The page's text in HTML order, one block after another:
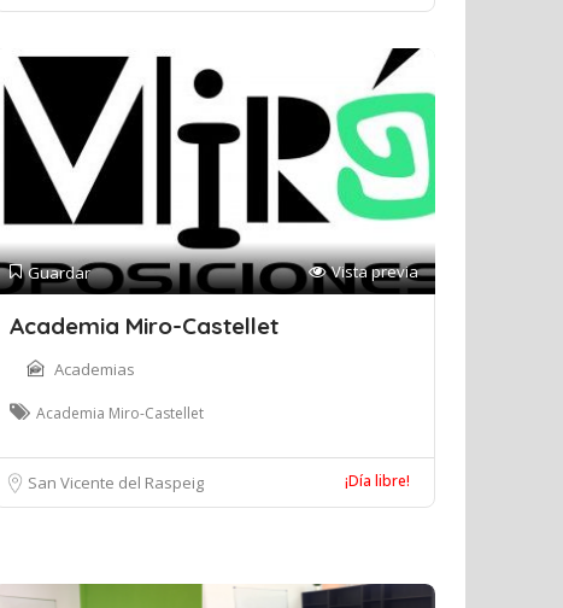
Guardar Vista previa
Academia Miro-Castellet
Academias
Academia Miro-Castellet
San Vicente del Raspeig ¡Día libre!